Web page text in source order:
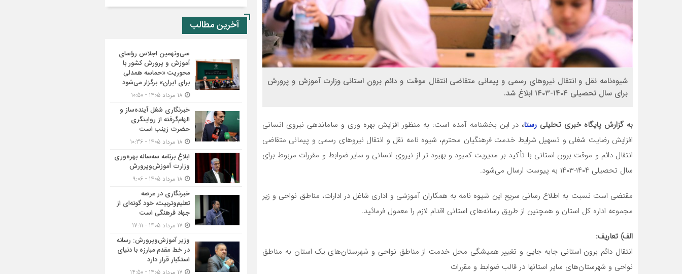
شیوه‌نامه نقل و انتقال نیروهای رسمی و پیمانی متقاضی انتقال موقت و دائم برون استانی وزارت آموزش و پرورش
برای سال تحصیلی 1404-1403 ابلاغ شد.
به گزارش پایگاه خبری تحلیلیرستا، در این بخشنامه آمده است: به منظور افزایش بهره وری و ساماندهی نیروی انسانی
افزایش رضایت شغلی و تسهیل شرایط خدمت فرهنگیان محترم، شیوه نامه نقل و انتقال نیروهای رسمی و پیمانی متقاضی
انتقال دائم و موقت برون استانی با تأکید بر مدیریت کمبود و بهبود تر از نیروی انسانی و سایر ضوابط و مقررات مربوط برای
سال تحصیلی ۱۴۰۴-۱۴۰۳ به پیوست ارسال می‌شود.
مقتضی است نسبت به اطلاع رسانی سریع این شیوه نامه به همکاران آموزشی و اداری شاغل در ادارات، مناطق نواحی و زیر
مجموعه اداره کل استان و همچنین از طریق رسانه‌های استانی اقدام لازم را معمول فرمائید.
الف) تعاریف:
انتقال دائم برون استانی جابه جایی و تغییر همیشگی محل خدمت از مناطق نواحی و شهرستان‌های یک استان به مناطق
نواحی و شهرستان‌های سایر استانها در قالب ضوابط و مقررات
آخرین مطالب
سی‌ونهمین اجلاس رؤسای
آموزش و پرورش کشور با
محوریت «حماسه همدلی
برای ایران» برگزار می‌شود
خبرنگاری شغل آینده‌ساز و
الهام‌گرفته از روایتگری
حضرت زینب است
ابلاغ برنامه سه‌ساله بهره‌وری
وزارت آموزش‌وپرورش
خبرنگاری در عرصه
تعلیم‌وتربیت، خود گونه‌ای از
جهاد فرهنگی است
وزیر آموزش‌وپرورش: رسانه
در خط مقدم مبارزه با دنیای
استکبار قرار دارد